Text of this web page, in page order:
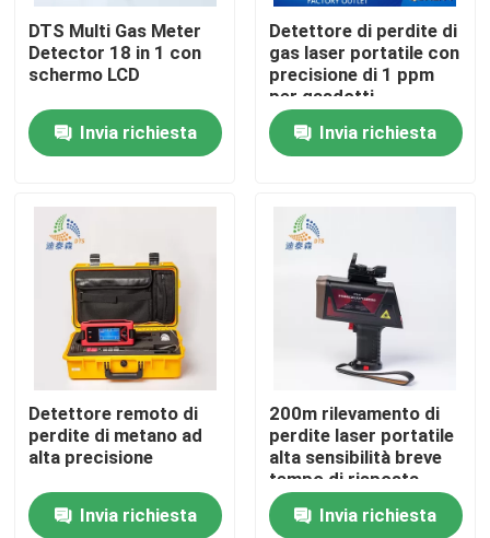
Casa
Prodotti
Chi siamo
Fatory Tour
Controllo di qualità
Contattaci
Richiedere un preventivo
DTS Multi Gas Meter
Detector 18 in 1 con
schermo LCD
Invia richiesta
Detettore di perdite di
gas laser portatile con
precisione di 1 ppm
per gasdotti
Invia richiesta
Detettore remoto di
perdite di metano ad
alta precisione
Invia richiesta
200m rilevamento di
perdite laser portatile
alta sensibilità breve
tempo di risposta
100ms
Invia richiesta